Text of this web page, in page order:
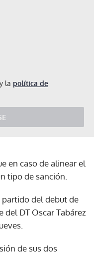
y la política de
en caso de alinear el
tipo de sanción.
partido del debut de
DT Oscar Tabárez
de sus dos